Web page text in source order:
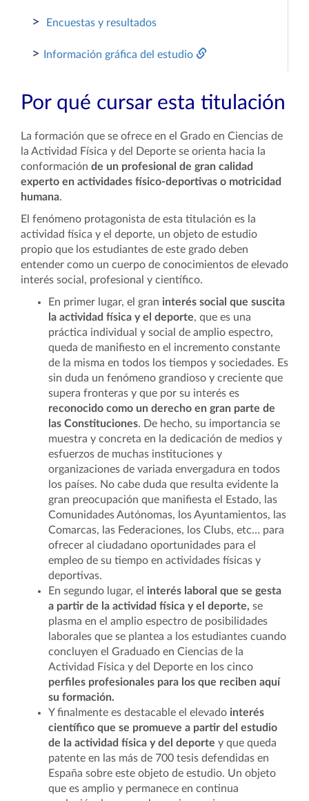
> Encuestas y resultados
> Información gráfica del estudio
Por qué cursar esta titulación
La formación que se ofrece en el Grado en Ciencias de
la Actividad Física y del Deporte se orienta hacia la
conformación de un profesional de gran calidad
experto en actividades físico-deportivas o motricidad
humana.
El fenómeno protagonista de esta titulación es la
actividad física y el deporte, un objeto de estudio
propio que los estudiantes de este grado deben
entender como un cuerpo de conocimientos de elevado
interés social, profesional y científico.
En primer lugar, el gran interés social que suscita
la actividad física y el deporte, que es una
práctica individual y social de amplio espectro,
queda de manifiesto en el incremento constante
de la misma en todos los tiempos y sociedades. Es
sin duda un fenómeno grandioso y creciente que
supera fronteras y que por su interés es
reconocido como un derecho en gran parte de
las Constituciones. De hecho, su importancia se
muestra y concreta en la dedicación de medios y
esfuerzos de muchas instituciones y
organizaciones de variada envergadura en todos
los países. No cabe duda que resulta evidente la
gran preocupación que manifiesta el Estado, las
Comunidades Autónomas, los Ayuntamientos, las
Comarcas, las Federaciones, los Clubs, etc… para
ofrecer al ciudadano oportunidades para el
empleo de su tiempo en actividades físicas y
deportivas.
En segundo lugar, el interés laboral que se gesta
a partir de la actividad física y el deporte, se
plasma en el amplio espectro de posibilidades
laborales que se plantea a los estudiantes cuando
concluyen el Graduado en Ciencias de la
Actividad Física y del Deporte en los cinco
perfiles profesionales para los que reciben aquí
su formación.
Y finalmente es destacable el elevado interés
científico que se promueve a partir del estudio
de la actividad física y del deporte y que queda
patente en las más de 700 tesis defendidas en
España sobre este objeto de estudio. Un objeto
que es amplio y permanece en continua